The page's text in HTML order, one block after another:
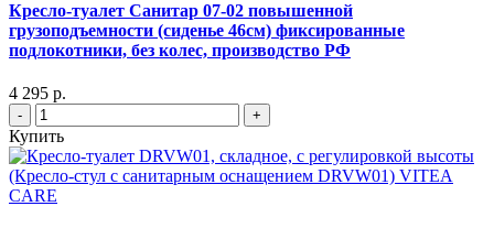
Кресло-туалет Санитар 07-02 повышенной
грузоподъемности (сиденье 46см) фиксированные
подлокотники, без колес, производство РФ
4 295 р.
- +
Купить